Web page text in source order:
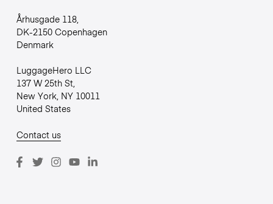
Århusgade 118,
DK-2150 Copenhagen
Denmark
LuggageHero LLC
137 W 25th St,
New York, NY 10011
United States
Contact us